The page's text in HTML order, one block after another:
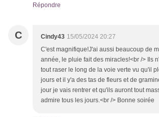
Répondre
C Cindy43 15/05/2024 20:27
C'est magnifique!J'ai aussi beaucoup de
année, le pluie fait des miracles!<br /> Ils
tout raser le long de la voie verte vu qu'il
jours et il y'a des tas de fleurs et de
jour je vais rentrer et qu'ils auront tout
admire tous les jours.<br /> Bonne soirée